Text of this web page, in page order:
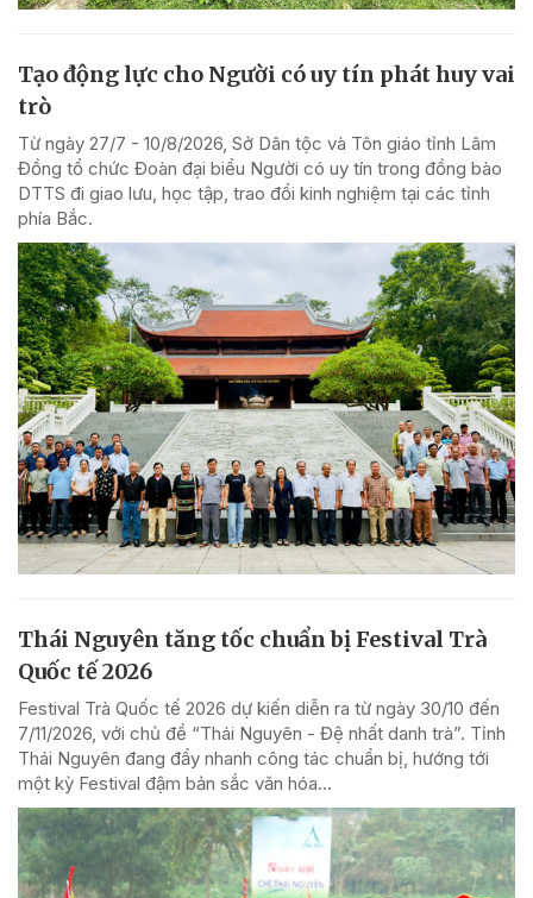
Tạo động lực cho Người có uy tín phát huy vai
trò
Từ ngày 27/7 - 10/8/2026, Sở Dân tộc và Tôn giáo tỉnh Lâm
Đồng tổ chức Đoàn đại biểu Người có uy tín trong đồng bào
DTTS đi giao lưu, học tập, trao đổi kinh nghiệm tại các tỉnh
phía Bắc.
Thái Nguyên tăng tốc chuẩn bị Festival Trà
Quốc tế 2026
Festival Trà Quốc tế 2026 dự kiến diễn ra từ ngày 30/10 đến
7/11/2026, với chủ đề “Thái Nguyên - Đệ nhất danh trà”. Tỉnh
Thái Nguyên đang đẩy nhanh công tác chuẩn bị, hướng tới
một kỳ Festival đậm bản sắc văn hóa...